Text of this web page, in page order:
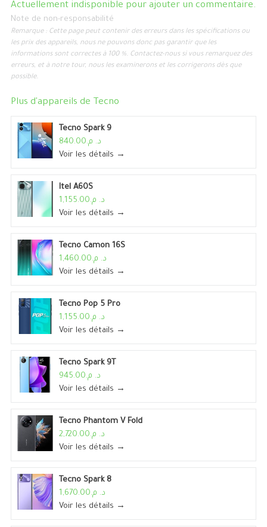
Actuellement indisponible pour ajouter un commentaire.
Note de non-responsabilité
Remarque : Cette page peut contenir des erreurs dans les spécifications ou
les prix des appareils, nous ne pouvons donc pas garantir que les
informations sont correctes à 100 %. Contactez-nous si vous remarquez des
erreurs, et à notre tour, nous les examinerons et les corrigerons dès que
possible.
Plus d'appareils de Tecno
Tecno Spark 9
د. م.840.00
Voir les détails →
Itel A60S
د. م.1,155.00
Voir les détails →
Tecno Camon 16S
د. م.1,460.00
Voir les détails →
Tecno Pop 5 Pro
د. م.1,155.00
Voir les détails →
Tecno Spark 9T
د. م.945.00
Voir les détails →
Tecno Phantom V Fold
د. م.2,720.00
Voir les détails →
Tecno Spark 8
د. م.1,670.00
Voir les détails →